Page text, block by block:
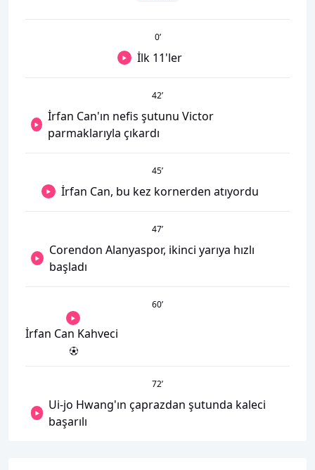
0’
İlk 11'ler
42’
İrfan Can'ın nefis şutunu Victor
parmaklarıyla çıkardı
45’
İrfan Can, bu kez kornerden atıyordu
47’
Corendon Alanyaspor, ikinci yarıya hızlı
başladı
60’
İrfan Can Kahveci
72’
Ui-jo Hwang'ın çaprazdan şutunda kaleci
başarılı